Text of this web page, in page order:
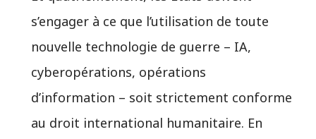
s’engager à ce que l’utilisation de toute
nouvelle technologie de guerre – IA,
cyberopérations, opérations
d’information – soit strictement conforme
au droit international humanitaire. En